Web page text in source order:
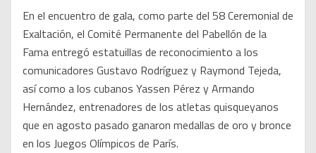
En el encuentro de gala, como parte del 58 Ceremonial de
Exaltación, el Comité Permanente del Pabellón de la
Fama entregó estatuillas de reconocimiento a los
comunicadores Gustavo Rodríguez y Raymond Tejeda,
así como a los cubanos Yassen Pérez y Armando
Hernández, entrenadores de los atletas quisqueyanos
que en agosto pasado ganaron medallas de oro y bronce
en los Juegos Olímpicos de París.